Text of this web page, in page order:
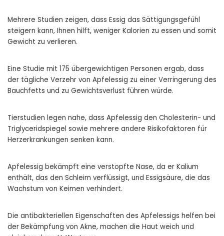
Mehrere Studien zeigen, dass Essig das Sättigungsgefühl
steigern kann, Ihnen hilft, weniger Kalorien zu essen und somit
Gewicht zu verlieren.
Eine Studie mit 175 übergewichtigen Personen ergab, dass
der tägliche Verzehr von Apfelessig zu einer Verringerung des
Bauchfetts und zu Gewichtsverlust führen würde.
Tierstudien legen nahe, dass Apfelessig den Cholesterin- und
Triglyceridspiegel sowie mehrere andere Risikofaktoren für
Herzerkrankungen senken kann.
Apfelessig bekämpft eine verstopfte Nase, da er Kalium
enthält, das den Schleim verflüssigt, und Essigsäure, die das
Wachstum von Keimen verhindert.
Die antibakteriellen Eigenschaften des Apfelessigs helfen bei
der Bekämpfung von Akne, machen die Haut weich und